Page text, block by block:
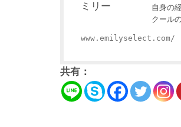
自身の
クール
www.emilyselect.com/
共有：